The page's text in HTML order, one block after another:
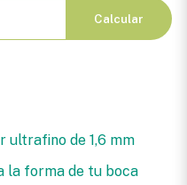
Calcular
ultrafino de 1,6 mm
la forma de tu boca